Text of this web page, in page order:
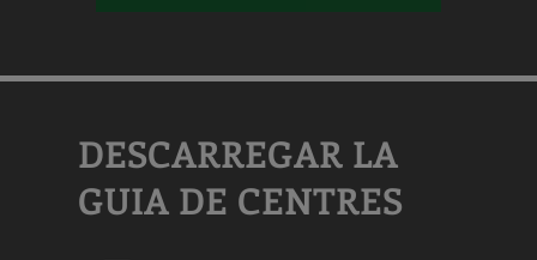
DESCARREGAR LA
GUIA DE CENTRES